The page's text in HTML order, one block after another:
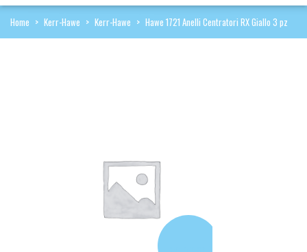
Home > Kerr-Hawe > Kerr-Hawe > Hawe 1721 Anelli Centratori RX Giallo 3 pz